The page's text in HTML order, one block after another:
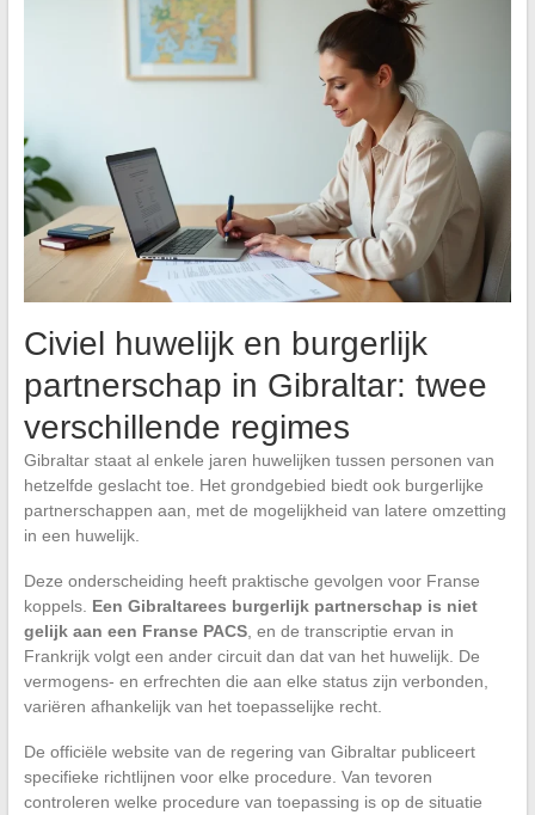
Civiel huwelijk en burgerlijk
partnerschap in Gibraltar: twee
verschillende regimes
Gibraltar staat al enkele jaren huwelijken tussen personen van
hetzelfde geslacht toe. Het grondgebied biedt ook burgerlijke
partnerschappen aan, met de mogelijkheid van latere omzetting
in een huwelijk.
Deze onderscheiding heeft praktische gevolgen voor Franse
koppels. Een Gibraltarees burgerlijk partnerschap is niet
gelijk aan een Franse PACS, en de transcriptie ervan in
Frankrijk volgt een ander circuit dan dat van het huwelijk. De
vermogens- en erfrechten die aan elke status zijn verbonden,
variëren afhankelijk van het toepasselijke recht.
De officiële website van de regering van Gibraltar publiceert
specifieke richtlijnen voor elke procedure. Van tevoren
controleren welke procedure van toepassing is op de situatie